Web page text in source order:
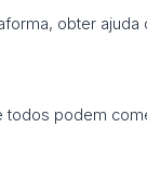
obter
todos podem